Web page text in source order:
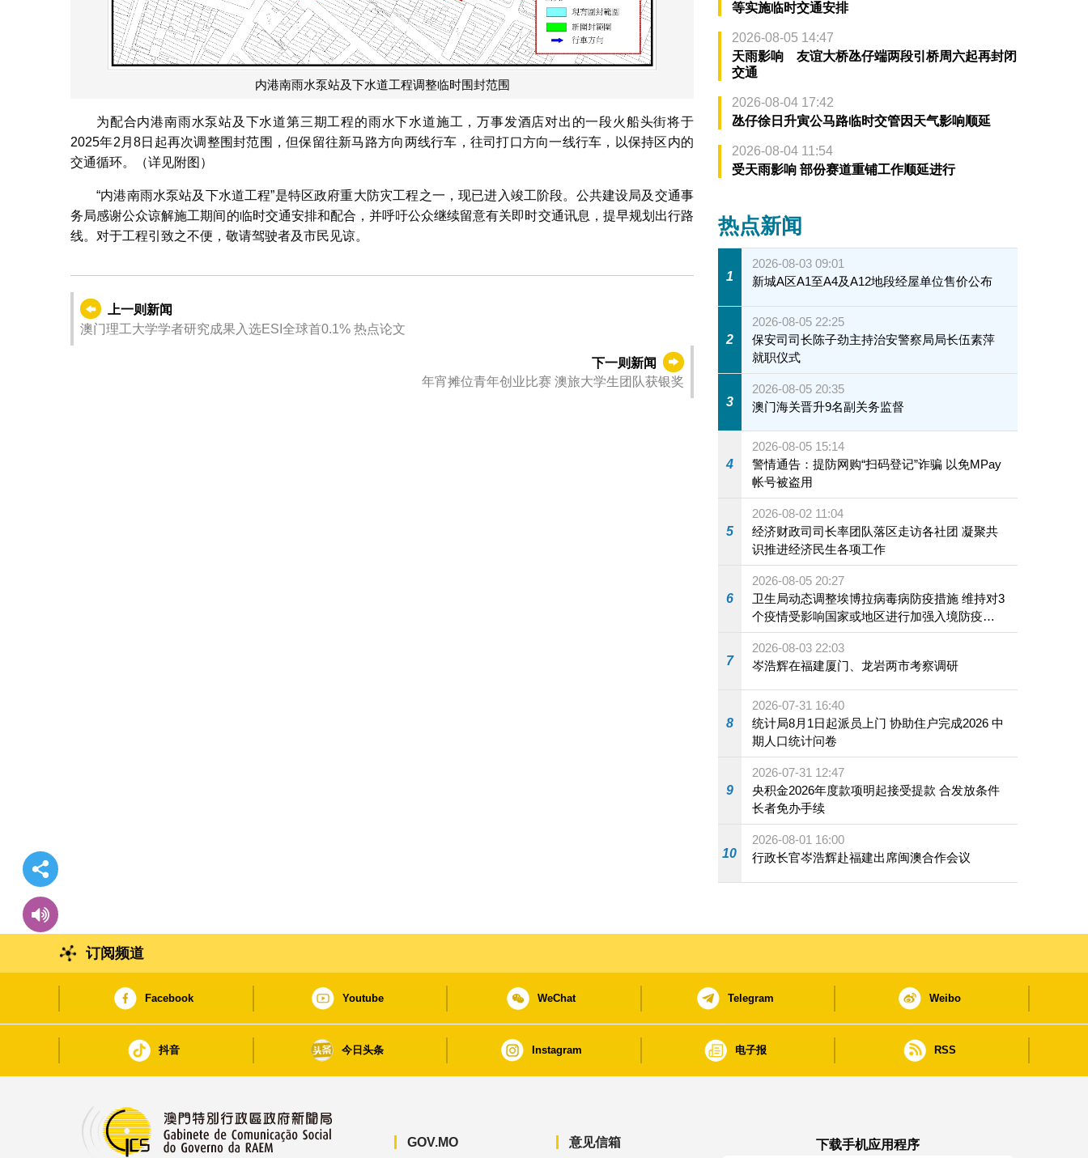
内港南雨水泵站及下水道工程调整临时围封范围
为配合内港南雨水泵站及下水道第三期工程的雨水下水道施工，万事发酒店对出的一段火船头街将于
2025年2月8日起再次调整围封范围，但保留往新马路方向两线行车，往司打口方向一线行车，以保持区内的
交通循环。（详见附图）
“内港南雨水泵站及下水道工程”是特区政府重大防灾工程之一，现已进入竣工阶段。公共建设局及交通事
务局感谢公众谅解施工期间的临时交通安排和配合，并呼吁公众继续留意有关即时交通讯息，提早规划出行路
线。对于工程引致之不便，敬请驾驶者及市民见谅。
上一则新闻
澳门理工大学学者研究成果入选ESI全球首0.1% 热点论文
下一则新闻
年宵摊位青年创业比赛 澳旅大学生团队获银奖
等实施临时交通安排
2026-08-05 14:47
天雨影响 友谊大桥氹仔端两段引桥周六起再封闭
交通
2026-08-04 17:42
氹仔徐日升寅公马路临时交管因天气影响顺延
2026-08-04 11:54
受天雨影响 部份赛道重铺工作顺延进行
热点新闻
1
2026-08-03 09:01
新城A区A1至A4及A12地段经屋单位售价公布
2
2026-08-05 22:25
保安司司长陈子劲主持治安警察局局长伍素萍
就职仪式
3
2026-08-05 20:35
澳门海关晋升9名副关务监督
4
2026-08-05 15:14
警情通告：提防网购“扫码登记”诈骗 以免MPay
帐号被盗用
5
2026-08-02 11:04
经济财政司司长率团队落区走访各社团 凝聚共
识推进经济民生各项工作
6
2026-08-05 20:27
卫生局动态调整埃博拉病毒病防疫措施 维持对3
个疫情受影响国家或地区进行加强入境防疫措
施
7
2026-08-03 22:03
岑浩辉在福建厦门、龙岩两市考察调研
8
2026-07-31 16:40
统计局8月1日起派员上门 协助住户完成2026 中
期人口统计问卷
9
2026-07-31 12:47
央积金2026年度款项明起接受提款 合发放条件
长者免办手续
10
2026-08-01 16:00
行政长官岑浩辉赴福建出席闽澳合作会议
订阅频道
Facebook Youtube WeChat Telegram Weibo
抖音 今日头条 Instagram 电子报 RSS
GOV.MO 意见信箱
下载手机应用程序